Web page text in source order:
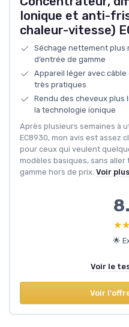
Ionique et anti-
chaleur-vitesse)
Séchage nettement plus
d’entrée de gamme
Appareil léger avec
très pratiques
Rendu des cheveux plus
la technologie ionique
Après plusieurs semaines à
EC8930, mon avis est assez
pour ceux qui veulent
modèles basiques, sans
gamme hors de prix. Voir plus
🌟
Voir le
Voir